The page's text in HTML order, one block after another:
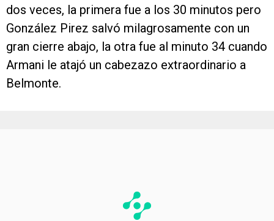
dos veces, la primera fue a los 30 minutos pero
González Pirez salvó milagrosamente con un
gran cierre abajo, la otra fue al minuto 34 cuando
Armani le atajó un cabezazo extraordinario a
Belmonte.